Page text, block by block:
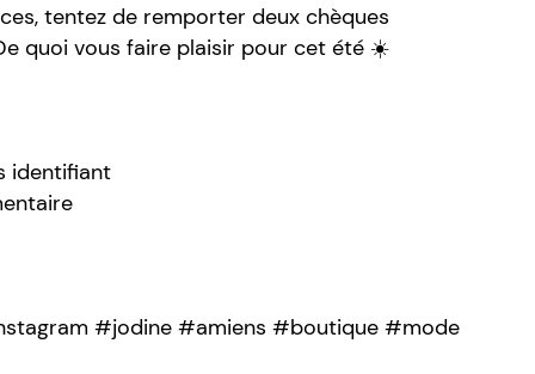
tentez de remporter deux chèques
quoi vous faire plaisir pour cet été ☀️
identifiant
#jodine #amiens #boutique #mode